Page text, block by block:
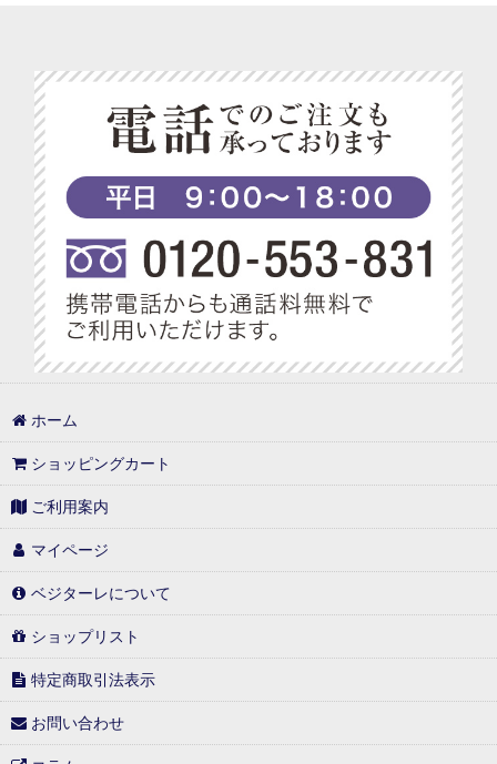
ホーム
ショッピングカート
ご利用案内
マイページ
ベジターレについて
ショップリスト
特定商取引法表示
お問い合わせ